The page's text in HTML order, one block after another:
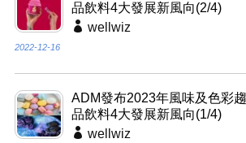
品飲料4大發展新風向(2/4)
wellwiz
2022-12-16
ADM發布2023年風味及色彩
品飲料4大發展新風向(1/4)
wellwiz